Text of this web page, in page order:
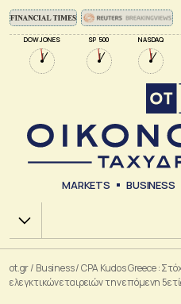
DOW JONES SP 500 NASDAQ
MARKETS BUSINESS
Χ.Α.
ot.gr/ Business/CPA Kudos Greece :
ελεγκτικών εταιρειών την επόμενη